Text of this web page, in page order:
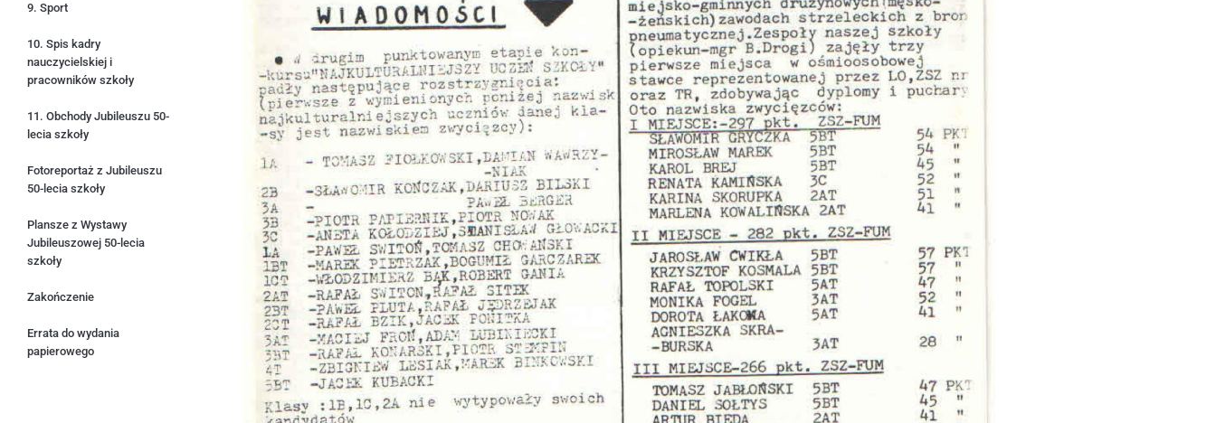
9. Sport
10. Spis kadry
nauczycielskiej i
pracowników szkoły
11. Obchody Jubileuszu 50-
lecia szkoły
Fotoreportaż z Jubileuszu
50-lecia szkoły
Plansze z Wystawy
Jubileuszowej 50-lecia
szkoły
Zakończenie
Errata do wydania
papierowego